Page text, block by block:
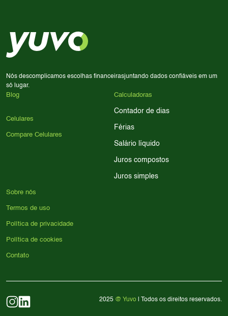
processador e bateria são essenciais. Use nossos filtros
para encontrar o celular ideal.
Nós descomplicamos escolhas financeirasjuntando dados confiáveis em um
só lugar.
Blog
Celulares
Compare Celulares
Calculadoras
Contador de dias
Férias
Salário líquido
Juros compostos
Juros simples
Sobre nós
Termos de uso
Política de privacidade
Política de cookies
Contato
2025 @ Yuvo | Todos os direitos reservados.